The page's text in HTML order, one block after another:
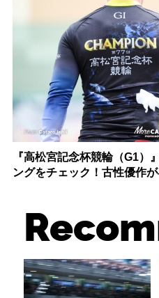
『高松宮記念杯競輪（G1）
ングをチェック！古性優作